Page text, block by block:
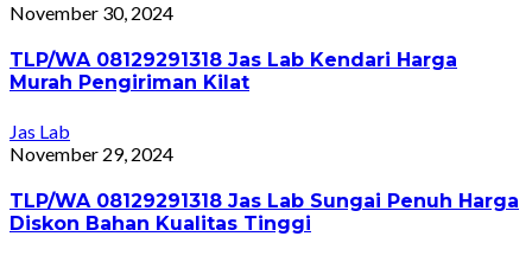
November 30, 2024
TLP/WA 08129291318 Jas Lab Kendari Harga
Murah Pengiriman Kilat
Jas Lab
November 29, 2024
TLP/WA 08129291318 Jas Lab Sungai Penuh Harga
Diskon Bahan Kualitas Tinggi